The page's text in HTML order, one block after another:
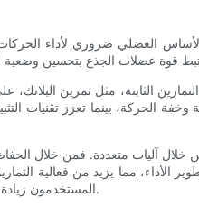
العضلي ضروري لأداء الحركات
الثابتة، مثل تمرين
الحركة، بينما تعزز تقنيات
خلال آليات متعددة. فمن خلال
مما يزيد من فعالية
المستخدمون زيادة في مرونة العضلات، وهو أمر بالغ الأهمية لأداء الحركات بأمان وكفاءة.